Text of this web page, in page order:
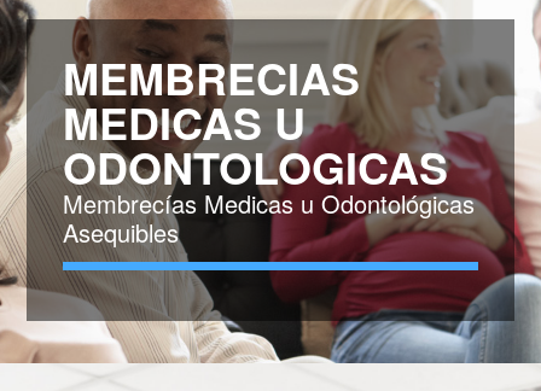
MEMBRECIAS
MEDICAS U
ODONTOLOGICAS
Membrecías Medicas u Odontológicas
Asequibles